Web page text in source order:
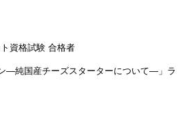
資格試験 合格者
―純国産チーズスターターについて―」ラ